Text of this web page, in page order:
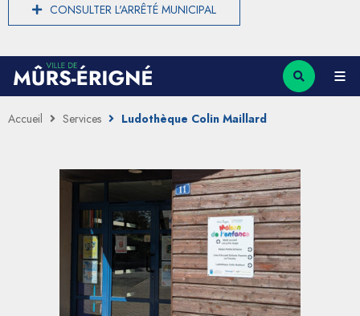
CONSULTER L'ARRÊTÉ MUNICIPAL
Accueil Services Ludothèque Colin Maillard